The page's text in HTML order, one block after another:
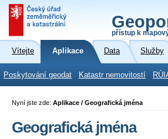
přístup k
Vítejte Aplikace Data Služby
Poskytování geodat Katastr nemovitostí
Nyní jste zde: Aplikace / Geografická jména
Geografická jména